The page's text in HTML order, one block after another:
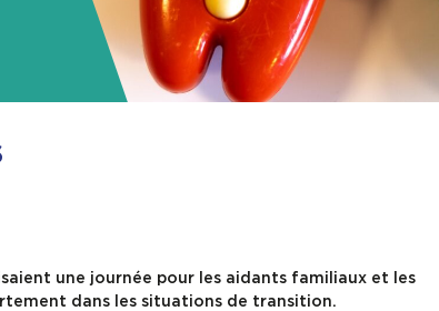
une journée pour les aidants familiaux et les
dans les situations de transition.